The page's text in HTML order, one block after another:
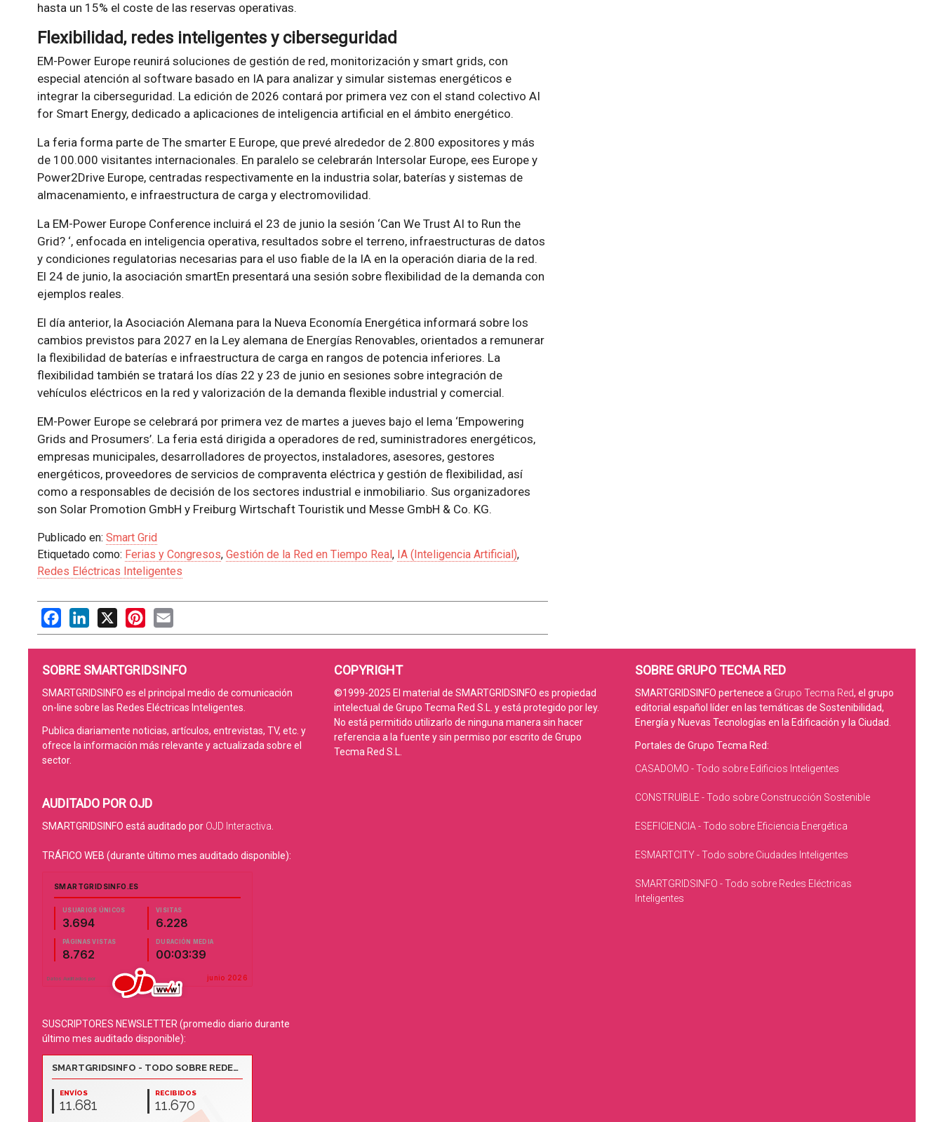
hasta un 15% el coste de las reservas operativas.
Flexibilidad, redes inteligentes y ciberseguridad
EM-Power Europe reunirá soluciones de gestión de red, monitorización y smart grids, con
especial atención al software basado en IA para analizar y simular sistemas energéticos e
integrar la ciberseguridad. La edición de 2026 contará por primera vez con el stand colectivo AI
for Smart Energy, dedicado a aplicaciones de inteligencia artificial en el ámbito energético.
La feria forma parte de The smarter E Europe, que prevé alrededor de 2.800 expositores y más
de 100.000 visitantes internacionales. En paralelo se celebrarán Intersolar Europe, ees Europe y
Power2Drive Europe, centradas respectivamente en la industria solar, baterías y sistemas de
almacenamiento, e infraestructura de carga y electromovilidad.
La EM-Power Europe Conference incluirá el 23 de junio la sesión ‘Can We Trust AI to Run the
Grid? ‘, enfocada en inteligencia operativa, resultados sobre el terreno, infraestructuras de datos
y condiciones regulatorias necesarias para el uso fiable de la IA en la operación diaria de la red.
El 24 de junio, la asociación smartEn presentará una sesión sobre flexibilidad de la demanda con
ejemplos reales.
El día anterior, la Asociación Alemana para la Nueva Economía Energética informará sobre los
cambios previstos para 2027 en la Ley alemana de Energías Renovables, orientados a remunerar
la flexibilidad de baterías e infraestructura de carga en rangos de potencia inferiores. La
flexibilidad también se tratará los días 22 y 23 de junio en sesiones sobre integración de
vehículos eléctricos en la red y valorización de la demanda flexible industrial y comercial.
EM-Power Europe se celebrará por primera vez de martes a jueves bajo el lema ‘Empowering
Grids and Prosumers’. La feria está dirigida a operadores de red, suministradores energéticos,
empresas municipales, desarrolladores de proyectos, instaladores, asesores, gestores
energéticos, proveedores de servicios de compraventa eléctrica y gestión de flexibilidad, así
como a responsables de decisión de los sectores industrial e inmobiliario. Sus organizadores
son Solar Promotion GmbH y Freiburg Wirtschaft Touristik und Messe GmbH & Co. KG.
Publicado en: Smart Grid
Etiquetado como: Ferias y Congresos, Gestión de la Red en Tiempo Real, IA (Inteligencia Artificial),
Redes Eléctricas Inteligentes
FacebookLinkedIn
X PinterestEmail
SOBRE SMARTGRIDSINFO
SMARTGRIDSINFO es el principal medio de comunicación
on-line sobre las Redes Eléctricas Inteligentes.
Publica diariamente noticias, artículos, entrevistas, TV, etc. y
ofrece la información más relevante y actualizada sobre el
sector.
AUDITADO POR OJD
SMARTGRIDSINFO está auditado por OJD Interactiva
TRÁFICO WEB (durante último mes auditado disponible):
SUSCRIPTORES NEWSLETTER (promedio diario durante
último mes auditado disponible):
COPYRIGHT
©1999-2025 El material de SMARTGRIDSINFO es propiedad
intelectual de Grupo Tecma Red S.L. y está protegido por ley.
No está permitido utilizarlo de ninguna manera sin hacer
referencia a la fuente y sin permiso por escrito de Grupo
Tecma Red S.L.
SOBRE GRUPO TECMA RED
SMARTGRIDSINFO pertenece a Grupo Tecma Red, el grupo
editorial español líder en las temáticas de Sostenibilidad,
Energía y Nuevas Tecnologías en la Edificación y la Ciudad.
Portales de Grupo Tecma Red:
CASADOMO - Todo sobre Edificios Inteligentes
CONSTRUIBLE - Todo sobre Construcción Sostenible
ESEFICIENCIA - Todo sobre Eficiencia Energética
ESMARTCITY - Todo sobre Ciudades Inteligentes
SMARTGRIDSINFO - Todo sobre Redes Eléctricas
Inteligentes